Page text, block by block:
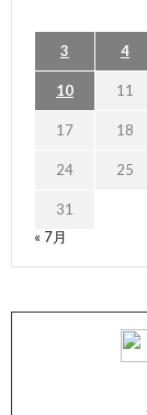
3 4
10 11
17 18
24 25
31
« 7月